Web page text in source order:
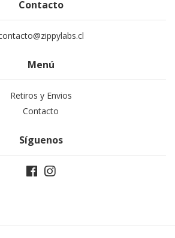
Contacto
Menú
Retiros y Envios
Contacto
Síguenos